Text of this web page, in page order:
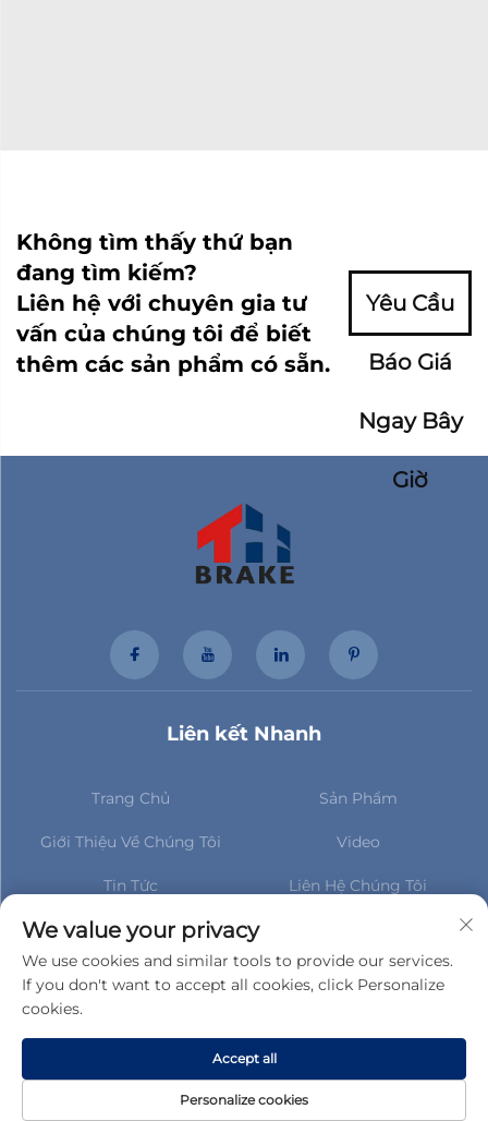
Không tìm thấy thứ bạn
đang tìm kiếm?
Liên hệ với chuyên gia tư
vấn của chúng tôi để biết
thêm các sản phẩm có sẵn.
Yêu Cầu
Báo Giá
Ngay Bây
Giờ
Liên kết Nhanh
Trang Chủ Sản Phẩm
Giới Thiệu Về Chúng Tôi Video
Tin Tức Liên Hệ Chúng Tôi
Đăng ký để cập nhật tin tức
mới nhất của chúng tôi
Mọi quyền được bảo lưu - Chính sách bảo mật
We value your privacy
We use cookies and similar tools to provide our services.
If you don't want to accept all cookies, click Personalize
cookies.
Personalize cookies
Accept all